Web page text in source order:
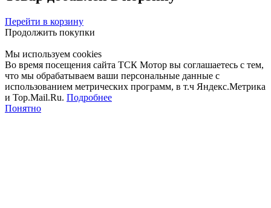
Перейти в корзину
Продолжить покупки
Мы используем cookies
Во время посещения сайта ТСК Мотор вы соглашаетесь с тем,
что мы обрабатываем ваши персональные данные с
использованием метрических программ, в т.ч Яндекс.Метрика
и Top.Mail.Ru. Подробнее
Понятно